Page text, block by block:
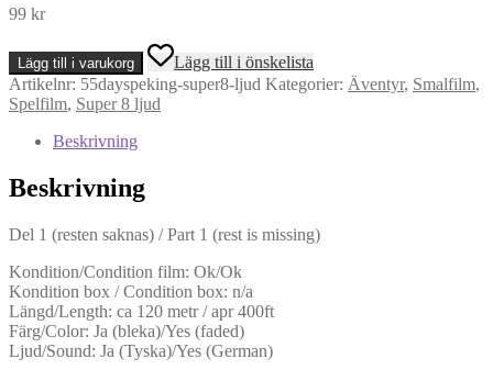
99 kr
55
Days
At
Peking
is
-
(Super
8,
Ljud)
mängd
Lägg till i varukorg
Lägg till i önskelista
Artikelnr: 55dayspeking-super8-ljud Kategorier: Äventyr, Smalfilm,
Spelfilm, Super 8 ljud
Beskrivning
Beskrivning
Del 1 (resten saknas) / Part 1 (rest is missing)
Kondition/Condition film: Ok/Ok
Kondition box / Condition box: n/a
Längd/Length: ca 120 metr / apr 400ft
Färg/Color: Ja (bleka)/Yes (faded)
Ljud/Sound: Ja (Tyska)/Yes (German)